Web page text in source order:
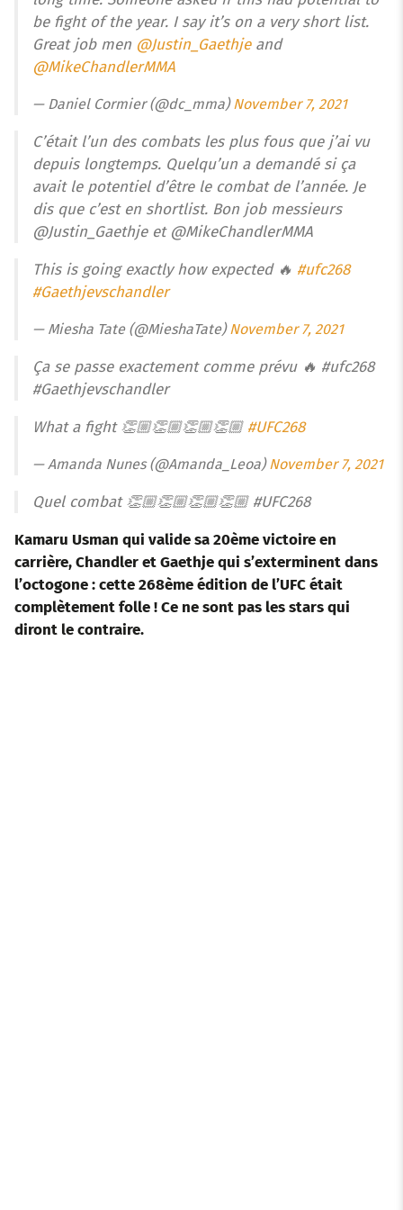
be fight of the year. I say it’s on a very short list.
Great job men @Justin_Gaethjeand
@MikeChandlerMMA
— Daniel Cormier (@dc_mma)November 7, 2021
C’était l’un des combats les plus fous que j’ai vu
depuis longtemps. Quelqu’un a demandé si ça
avait le potentiel d’être le combat de l’année. Je
dis que c’est en shortlist. Bon job messieurs
@Justin_Gaethje et @MikeChandlerMMA
This is going exactly how expected 🔥 #ufc268
#Gaethjevschandler
— Miesha Tate (@MieshaTate)November 7, 2021
Ça se passe exactement comme prévu 🔥 #ufc268
#Gaethjevschandler
What a fight 👏🏼👏🏼👏🏼👏🏼 #UFC268
— Amanda Nunes (@Amanda_Leoa)November 7, 2021
Quel combat 👏🏼👏🏼👏🏼👏🏼 #UFC268
Kamaru Usman qui valide sa 20ème victoire en
carrière, Chandler et Gaethje qui s’exterminent dans
l’octogone : cette 268ème édition de l’UFC était
complètement folle !Ce ne sont pas les stars qui
diront le contraire.